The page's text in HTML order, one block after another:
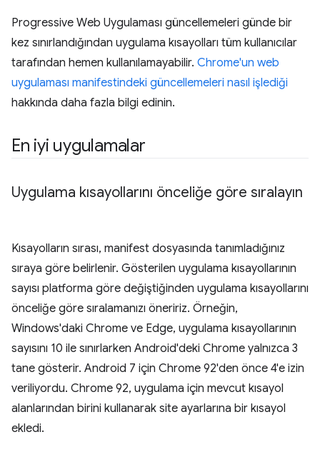
Progressive Web Uygulaması güncellemeleri günde bir
kez sınırlandığından uygulama kısayolları tüm kullanıcılar
tarafından hemen kullanılamayabilir. Chrome'un web
uygulaması manifestindeki güncellemeleri nasıl işlediği
hakkında daha fazla bilgi edinin.
En iyi uygulamalar
Uygulama kısayollarını önceliğe göre sıralayın
Kısayolların sırası, manifest dosyasında tanımladığınız
sıraya göre belirlenir. Gösterilen uygulama kısayollarının
sayısı platforma göre değiştiğinden uygulama kısayollarını
önceliğe göre sıralamanızı öneririz. Örneğin,
Windows'daki Chrome ve Edge, uygulama kısayollarının
sayısını 10 ile sınırlarken Android'deki Chrome yalnızca 3
tane gösterir. Android 7 için Chrome 92'den önce 4'e izin
veriliyordu. Chrome 92, uygulama için mevcut kısayol
alanlarından birini kullanarak site ayarlarına bir kısayol
ekledi.